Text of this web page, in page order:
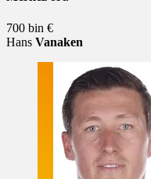
700 bin €
Hans Vanaken